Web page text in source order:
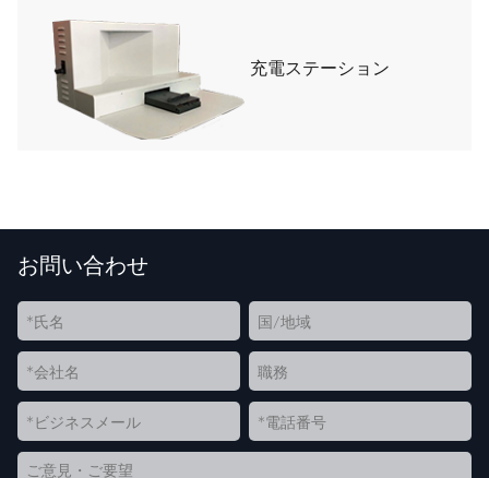
充電ステーション
お問い合わせ